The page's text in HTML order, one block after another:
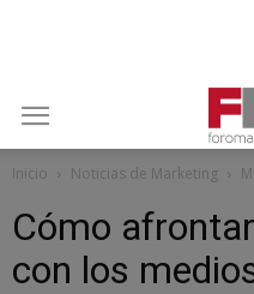
Inicio Noticias de Marketing
Cómo
con los